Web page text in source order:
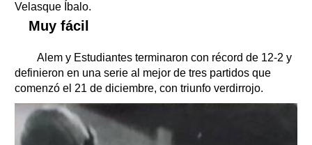
Velasque Íbalo.
Muy fácil
Alem y Estudiantes terminaron con récord de 12-2 y
definieron en una serie al mejor de tres partidos que
comenzó el 21 de diciembre, con triunfo verdirrojo.